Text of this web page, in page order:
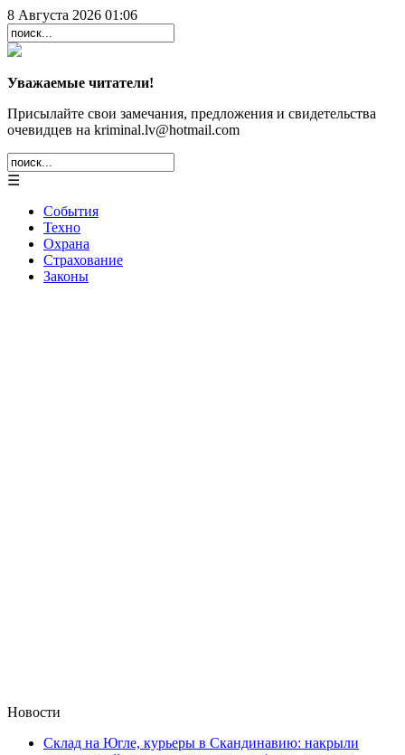
8 Августа 2026 01:06
Уважаемые читатели!
Присылайте свои замечания, предложения и свидетельства
очевидцев на kriminal.lv@hotmail.com
☰
События
Техно
Охрана
Страхование
Законы
Новости
Склад на Югле, курьеры в Скандинавию: накрыли